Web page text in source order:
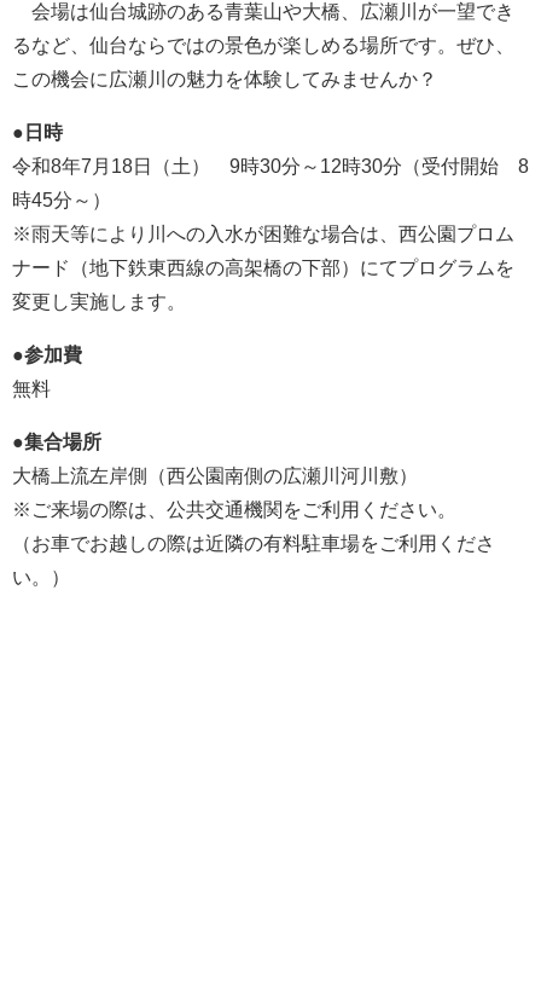
会場は仙台城跡のある青葉山や大橋、広瀬川が一望でき
るなど、仙台ならではの景色が楽しめる場所です。ぜひ、
この機会に広瀬川の魅力を体験してみませんか？
●日時
令和8年7月18日（土） 9時30分～12時30分（受付開始 8
時45分～）
※雨天等により川への入水が困難な場合は、西公園プロム
ナード（地下鉄東西線の高架橋の下部）にてプログラムを
変更し実施します。
●参加費
無料
●集合場所
大橋上流左岸側（西公園南側の広瀬川河川敷）
※ご来場の際は、公共交通機関をご利用ください。
（お車でお越しの際は近隣の有料駐車場をご利用くださ
い。）